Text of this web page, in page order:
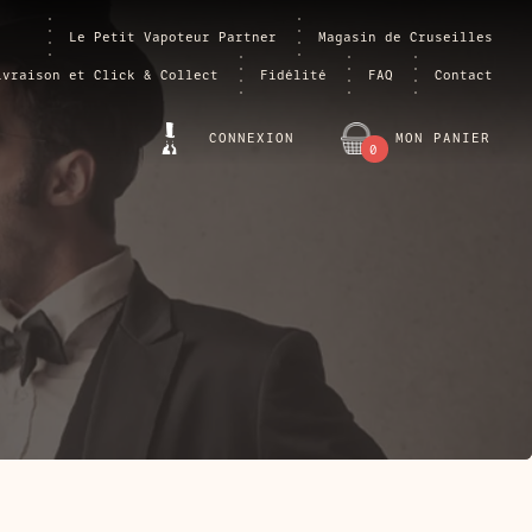
Le Petit Vapoteur Partner Magasin de Cruseilles
et Click & Collect Fidélité FAQ Contact
CONNEXION MON PANIER
0
ARTICLE